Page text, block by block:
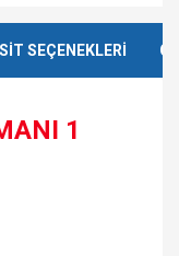
SEÇENEKLERİ
1